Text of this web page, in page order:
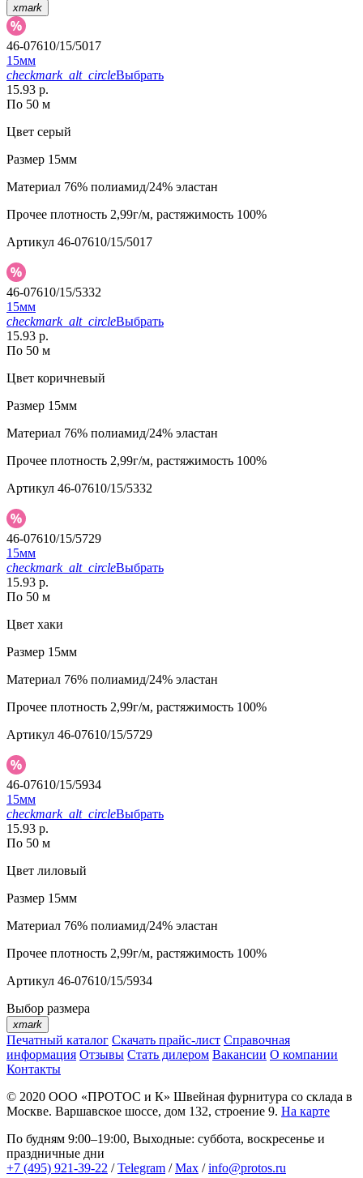
xmark
46-07610/15/5017
15мм
checkmark_alt_circleВыбрать
15.93 р.
По 50 м
Цвет серый
Размер 15мм
Материал 76% полиамид/24% эластан
Прочее плотность 2,99г/м, растяжимость 100%
Артикул 46-07610/15/5017
46-07610/15/5332
15мм
checkmark_alt_circleВыбрать
15.93 р.
По 50 м
Цвет коричневый
Размер 15мм
Материал 76% полиамид/24% эластан
Прочее плотность 2,99г/м, растяжимость 100%
Артикул 46-07610/15/5332
46-07610/15/5729
15мм
checkmark_alt_circleВыбрать
15.93 р.
По 50 м
Цвет хаки
Размер 15мм
Материал 76% полиамид/24% эластан
Прочее плотность 2,99г/м, растяжимость 100%
Артикул 46-07610/15/5729
46-07610/15/5934
15мм
checkmark_alt_circleВыбрать
15.93 р.
По 50 м
Цвет лиловый
Размер 15мм
Материал 76% полиамид/24% эластан
Прочее плотность 2,99г/м, растяжимость 100%
Артикул 46-07610/15/5934
Выбор размера
xmark
Печатный каталог Скачать прайс-лист Справочная
информация Отзывы Стать дилером Вакансии О компании
Контакты
© 2020 ООО «ПРОТОС и К» Швейная фурнитура со склада в
Москве. Варшавское шоссе, дом 132, строение 9. На карте
По будням 9:00–19:00, Выходные: суббота, воскресенье и
праздничные дни
+7 (495) 921-39-22 /Telegram /Max /info@protos.ru